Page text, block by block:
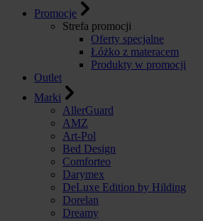
Promocje
Strefa promocji
Oferty specjalne
Łóżko z materacem
Produkty w promocji
Outlet
Marki
AllerGuard
AMZ
Art-Pol
Bed Design
Comforteo
Darymex
DeLuxe Edition by Hilding
Dorelan
Dreamy